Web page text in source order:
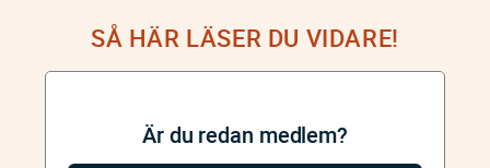
SÅ HÄR LÄSER DU VIDARE!
Är du redan medlem?